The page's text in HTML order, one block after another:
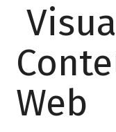
Web